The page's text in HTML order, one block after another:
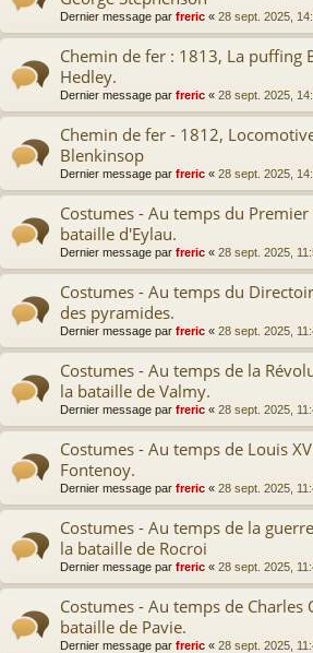
Dernier message par freric « 28 sept. 2025,
Chemin de fer : 1813, La puffing
Hedley.
Dernier message par freric « 28 sept. 2025,
Chemin de fer - 1812,
Blenkinsop
Dernier message par freric « 28 sept. 2025,
Costumes - Au temps du
bataille d'Eylau.
Dernier message par freric « 28 sept. 2025,
Costumes - Au temps du
des pyramides.
Dernier message par freric « 28 sept. 2025,
Costumes - Au temps de la
la bataille de Valmy.
Dernier message par freric « 28 sept. 2025,
Costumes - Au temps de Louis
Fontenoy.
Dernier message par freric « 28 sept. 2025,
Costumes - Au temps de la
la bataille de Rocroi
Dernier message par freric « 28 sept. 2025,
Costumes - Au temps de Charles
bataille de Pavie.
Dernier message par freric « 28 sept. 2025,